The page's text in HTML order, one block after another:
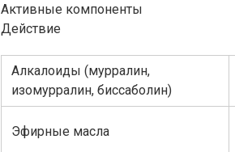
Активные компоненты
Действие
Алкалоиды (мурралин,
изомурралин, биссаболин)
Эфирные масла